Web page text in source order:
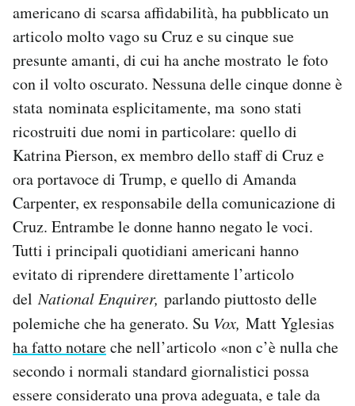
americano di scarsa affidabilità, ha pubblicato un
articolo molto vago su Cruz e su cinque sue
presunte amanti, di cui ha anche mostrato le foto
con il volto oscurato. Nessuna delle cinque donne è
stata nominata esplicitamente, ma sono stati
ricostruiti due nomi in particolare: quello di
Katrina Pierson, ex membro dello staff di Cruz e
ora portavoce di Trump, e quello di Amanda
Carpenter, ex responsabile della comunicazione di
Cruz. Entrambe le donne hanno negato le voci.
Tutti i principali quotidiani americani hanno
evitato di riprendere direttamente l’articolo
delNational Enquirer, parlando piuttosto delle
polemiche che ha generato. Su Vox, Matt Yglesias
ha fatto notareche nell’articolo «non c’è nulla che
secondo i normali standard giornalistici possa
essere considerato una prova adeguata, e tale da